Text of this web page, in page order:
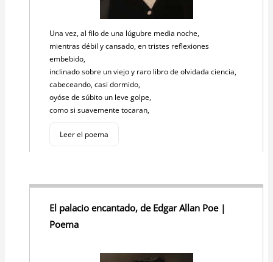
Una vez, al filo de una lúgubre media noche,
mientras débil y cansado, en tristes reflexiones
embebido,
inclinado sobre un viejo y raro libro de olvidada ciencia,
cabeceando, casi dormido,
oyóse de súbito un leve golpe,
como si suavemente tocaran,
Leer el poema
El palacio encantado, de Edgar Allan Poe |
Poema